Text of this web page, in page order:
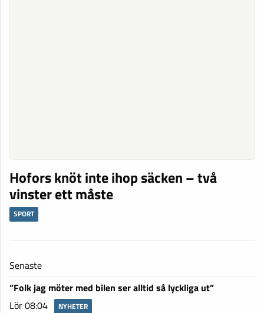
Hofors knöt inte ihop säcken – två
vinster ett måste
SPORT
Senaste
”Folk jag möter med bilen ser alltid så lyckliga ut”
Lör 08:04
NYHETER